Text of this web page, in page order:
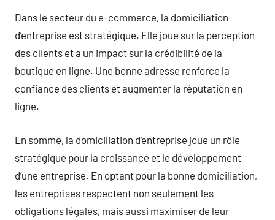
Dans le secteur du e-commerce, la domiciliation
d’entreprise est stratégique. Elle joue sur la perception
des clients et a un impact sur la crédibilité de la
boutique en ligne. Une bonne adresse renforce la
confiance des clients et augmenter la réputation en
ligne.
En somme, la domiciliation d’entreprise joue un rôle
stratégique pour la croissance et le développement
d’une entreprise. En optant pour la bonne domiciliation,
les entreprises respectent non seulement les
obligations légales, mais aussi maximiser de leur